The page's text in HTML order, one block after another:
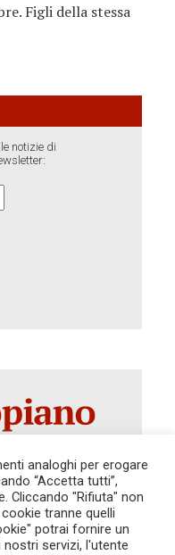
Figli della stessa
notizie di
286 del 31
Sergio
sc. B - 00159
analoghi per erogare
“Accetta tutti”,
Cliccando "Rifiuta" non
tranne quelli
potrai fornire un
servizi, l'utente